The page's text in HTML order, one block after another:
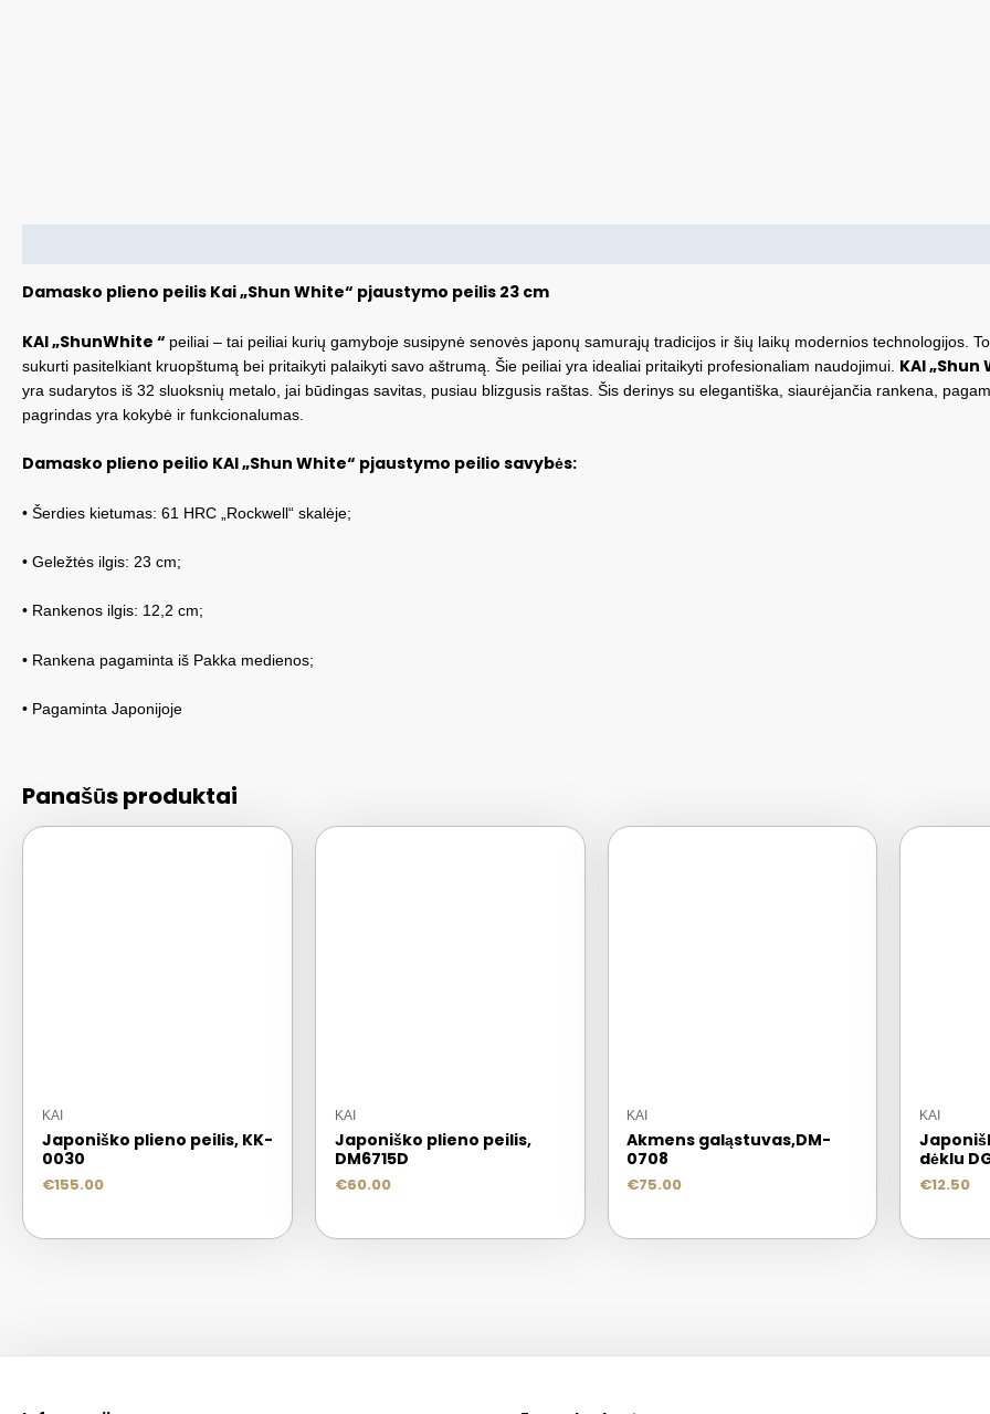
Damasko plieno peilis Kai „Shun White“ pjaustymo peilis 23 cm
KAI „ShunWhite “ peiliai – tai peiliai kurių gamyboje susipynė senovės japonų samurajų tradicijos ir šių laikų modernios technologijos.
sukurti pasitelkiant kruopštumą bei pritaikyti palaikyti savo aštrumą. Šie peiliai yra idealiai pritaikyti profesionaliam naudojimui. KAI „Shun
yra sudarytos iš 32 sluoksnių metalo, jai būdingas savitas, pusiau blizgusis raštas. Šis derinys su elegantiška, siaurėjančia rankena,
pagrindas yra kokybė ir funkcionalumas.
Damasko plieno peilio KAI „Shun White“ pjaustymo peilio savybės:
• Šerdies kietumas: 61 HRC „Rockwell“ skalėje;
• Geležtės ilgis: 23 cm;
• Rankenos ilgis: 12,2 cm;
• Rankena pagaminta iš Pakka medienos;
• Pagaminta Japonijoje
Panašūs produktai
KAI
Japoniško plieno peilis, KK-
0030
€155.00
KAI
Japoniško plieno peilis,
DM6715D
€60.00
KAI
Akmens galąstuvas,DM-
0708
€75.00
KAI
dėklu
€12.50